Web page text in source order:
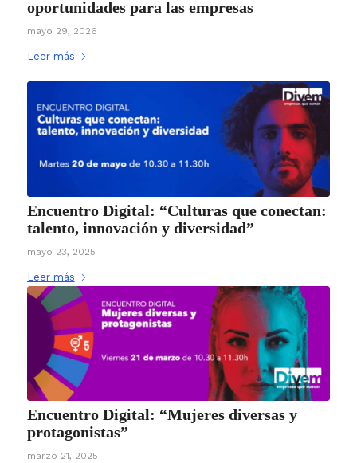
oportunidades para las empresas
mayo 29, 2026
Leer más
Encuentro Digital: “Culturas que conectan:
talento, innovación y diversidad”
mayo 23, 2025
Leer más
Encuentro Digital: “Mujeres diversas y
protagonistas”
marzo 21, 2025